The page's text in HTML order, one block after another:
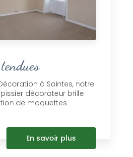
à Saintes, notre
décorateur brille
de moquettes
En savoir plus